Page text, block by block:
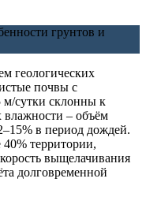
геологических
почвы с
м/сутки склонны к
влажности – объём
в период дождей.
территории,
выщелачивания
долговременной